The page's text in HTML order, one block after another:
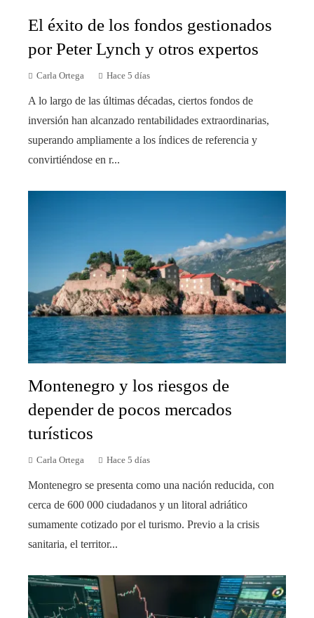
El éxito de los fondos gestionados
por Peter Lynch y otros expertos
Carla Ortega Hace 5 días
A lo largo de las últimas décadas, ciertos fondos de
inversión han alcanzado rentabilidades extraordinarias,
superando ampliamente a los índices de referencia y
convirtiéndose en r...
Montenegro y los riesgos de
depender de pocos mercados
turísticos
Carla Ortega Hace 5 días
Montenegro se presenta como una nación reducida, con
cerca de 600 000 ciudadanos y un litoral adriático
sumamente cotizado por el turismo. Previo a la crisis
sanitaria, el territor...